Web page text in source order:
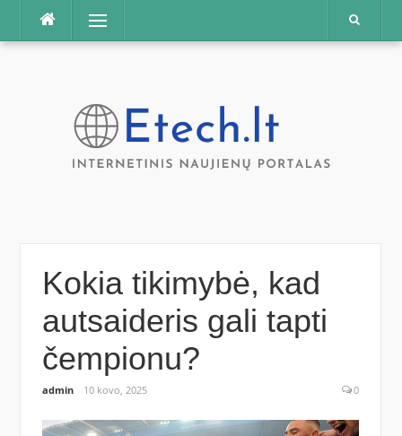
Praleisti
Meniu
Kokia tikimybė, kad
autsaideris gali tapti
čempionu?
admin 10 kovo, 2025 0